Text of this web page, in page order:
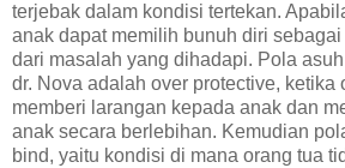
terjebak dalam kondisi tertekan.
anak dapat memilih bunuh diri
dari masalah yang dihadapi. Pola
dr. Nova adalah over protective, ketika
memberi larangan kepada anak dan
anak secara berlebihan. Kemudian
bind, yaitu kondisi di mana orang tua